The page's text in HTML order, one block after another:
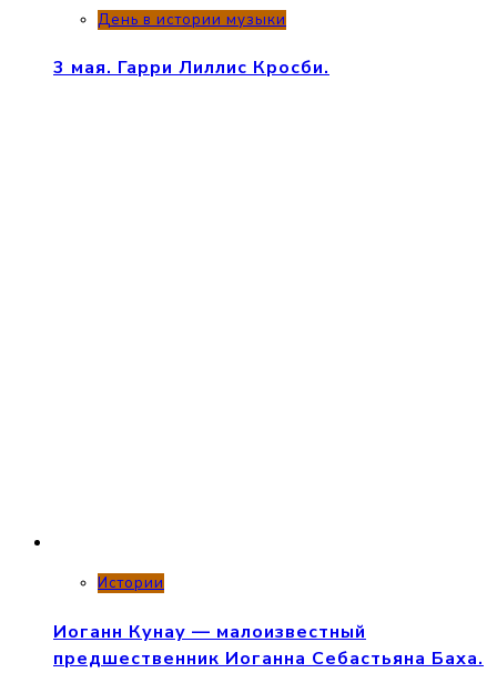
День в истории музыки
3 мая. Гарри Лиллис Кросби.
Истории
Иоганн Кунау — малоизвестный
предшественник Иоганна Себастьяна Баха.